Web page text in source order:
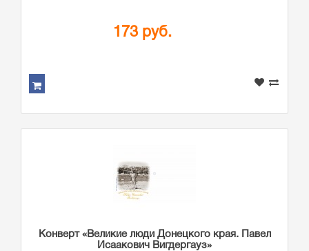
173 руб.
Конверт «Великие люди Донецкого края. Павел
Исаакович Вигдергауз»